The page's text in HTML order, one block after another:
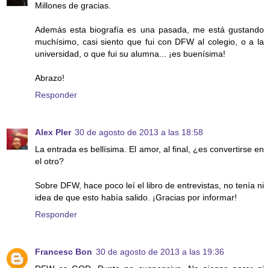
Millones de gracias.
Además esta biografía es una pasada, me está gustando
muchísimo, casi siento que fui con DFW al colegio, o a la
universidad, o que fui su alumna... ¡es buenísima!
Abrazo!
Responder
Alex Pler 30 de agosto de 2013 a las 18:58
La entrada es bellísima. El amor, al final, ¿es convertirse en
el otro?
Sobre DFW, hace poco leí el libro de entrevistas, no tenía ni
idea de que esto había salido. ¡Gracias por informar!
Responder
Francesc Bon 30 de agosto de 2013 a las 19:36